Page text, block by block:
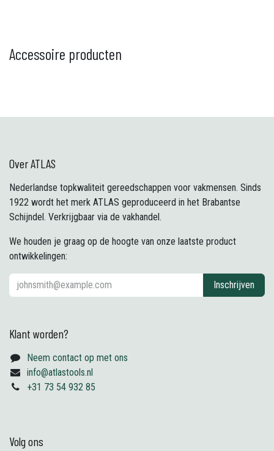
Accessoire producten
Over ATLAS
Nederlandse topkwaliteit gereedschappen voor vakmensen. Sinds
1922 wordt het merk ATLAS geproduceerd in het Brabantse
Schijndel. Verkrijgbaar via de vakhandel.
We houden je graag op de hoogte van onze laatste product
ontwikkelingen:
Inschrijven
Klant worden?
Neem contact op met ons
info@atlastools.nl
+31 73 54 932 85
Volg ons